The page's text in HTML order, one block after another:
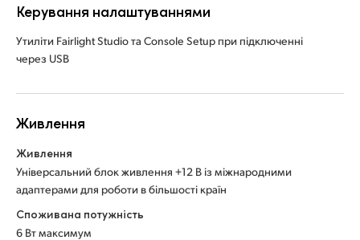
Керування налаштуваннями
Утиліти Fairlight Studio та Console Setup при підключенні
через USB
Живлення
Живлення
Універсальний блок живлення +12 В із міжнародними
адаптерами для роботи в більшості країн
Споживана потужність
6 Вт максимум